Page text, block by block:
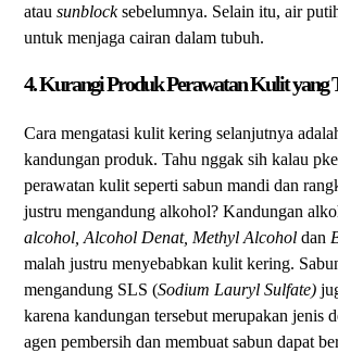
atausunblocksebelumnya. Selain itu, air
untuk menjaga cairan dalam tubuh.
4. Kurangi Produk Perawatan Kulit yang
Cara mengatasi kulit kering selanjutnya
kandungan produk. Tahu nggak sih kalau
perawatan kulit seperti sabun mandi dan
justru mengandung alkohol? Kandungan
alcohol, Alcohol Denat, Methyl Alcohol dan
malah justru menyebabkan kulit kering.
mengandung SLS (Sodium Lauryl Sulfate)
karena kandungan tersebut merupakan jenis
agen pembersih dan membuat sabun dapat